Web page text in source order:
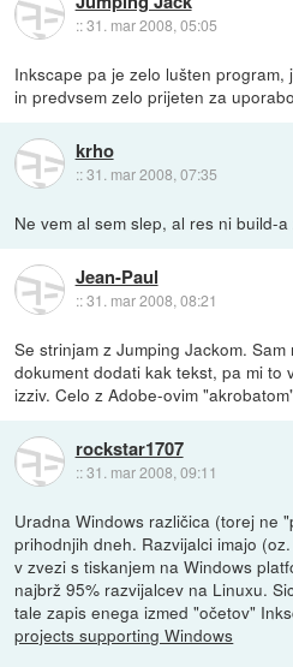
::31. mar 2008, 05:05
Inkscape pa je zelo lušten program,
in predvsem zelo prijeten za
krho
::31. mar 2008, 07:35
Ne vem al sem slep, al res ni build-
Jean-Paul
::31. mar 2008, 08:21
Se strinjam z Jumping Jackom.
dokument dodati kak tekst, pa mi to
izziv. Celo z Adobe-ovim
rockstar1707
::31. mar 2008, 09:11
Uradna Windows različica (torej ne
prihodnjih dneh. Razvijalci imajo
v zvezi s tiskanjem na Windows
najbrž 95% razvijalcev na Linuxu.
tale zapis enega izmed "očetov"
projects supporting Windows